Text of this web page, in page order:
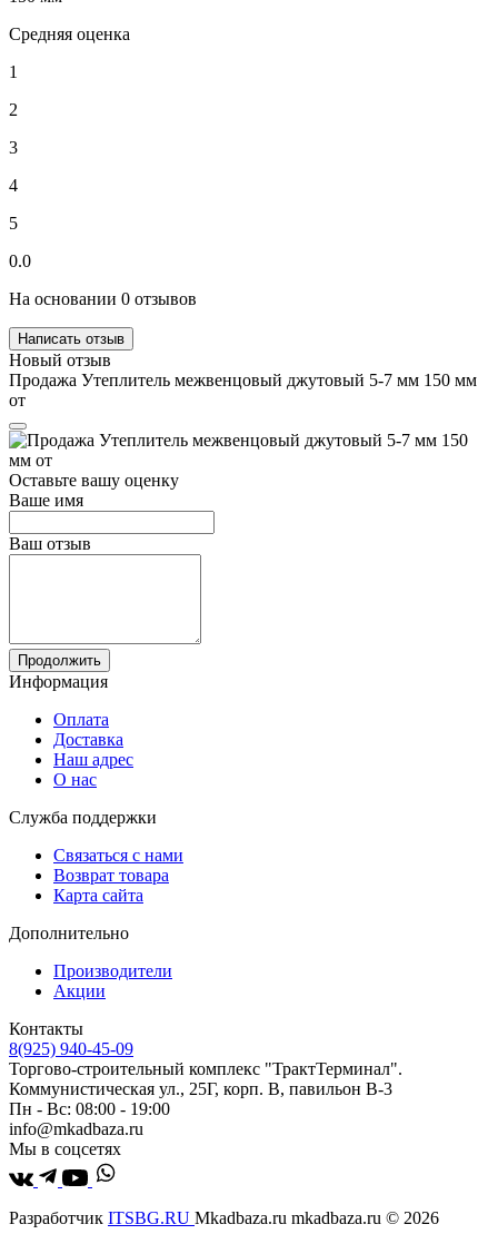
Средняя оценка
1
2
3
4
5
0.0
На основании 0 отзывов
Написать отзыв
Новый отзыв
Продажа Утеплитель межвенцовый джутовый 5-7 мм 150 мм
от
Оставьте вашу оценку
Ваше имя
Ваш отзыв
Продолжить
Информация
Оплата
Доставка
Наш адрес
О нас
Служба поддержки
Связаться с нами
Возврат товара
Карта сайта
Дополнительно
Производители
Акции
Контакты
8(925) 940-45-09
Торгово-строительный комплекс "ТрактТерминал".
Коммунистическая ул., 25Г, корп. В, павильон В-3
Пн - Вс: 08:00 - 19:00
info@mkadbaza.ru
Мы в соцсетях
Разработчик ITSBG.RU Mkadbaza.ru mkadbaza.ru © 2026